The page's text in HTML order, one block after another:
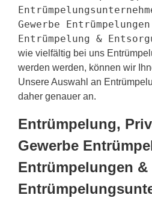
Gewerbe
Entrümpelung &
wie vielfältig bei uns
werden werden, können wir
Unsere Auswahl an
daher genauer an.
Entrümpelung,
Gewerbe
Entrümpelungen &